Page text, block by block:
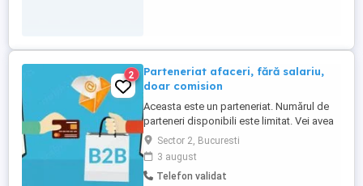
2
Parteneriat afaceri, fără salariu,
doar comision
Aceasta este un parteneriat. Numărul de
parteneri disponibili este limitat. Vei avea
succes dacă ai - Experiență în vânzări
consultative B2B de servicii, sisteme,
aplicații către noi clienți - Capacitatea de a
analiza, înțelege, învăța și gestiona mediul
Sector 2, Bucuresti
3 august
Telefon validat